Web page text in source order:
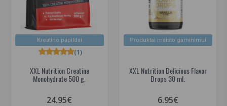
Kreatino papildai
XXL Nutrition Creatine
Monohydrate 500 g.
(1)
24.95€
Produktai maisto gaminimui
XXL Nutrition Delicious Flavor
Drops 30 ml.
6.95€